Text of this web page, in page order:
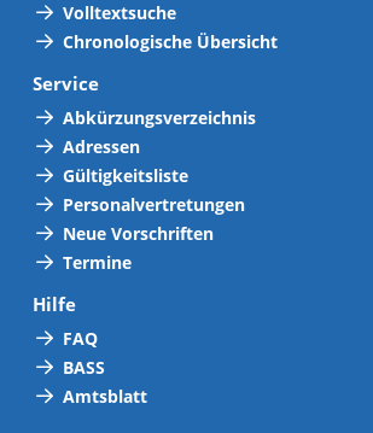
Volltextsuche
Chronologische Übersicht
Service
Abkürzungsverzeichnis
Adressen
Gültigkeitsliste
Personalvertretungen
Neue Vorschriften
Termine
Hilfe
FAQ
BASS
Amtsblatt